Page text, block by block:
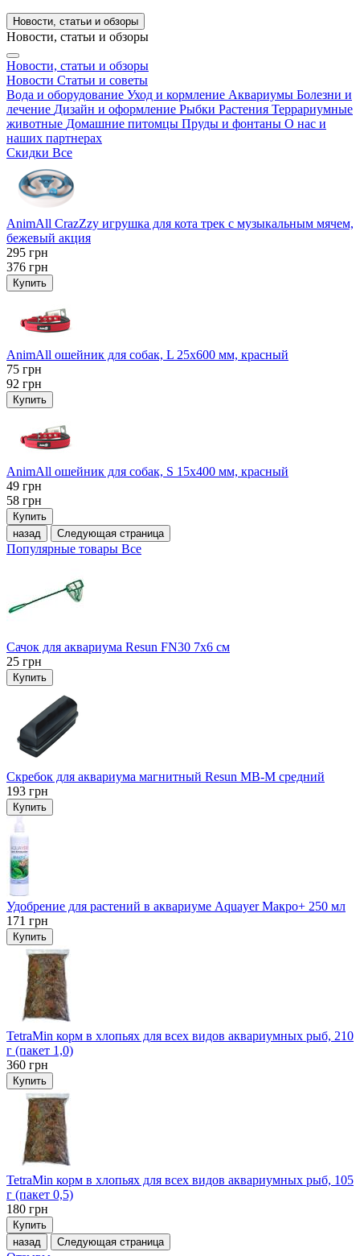
Новости, статьи и обзоры
Новости, статьи и обзоры
Новости, статьи и обзоры
Новости Статьи и советы
Вода и оборудование Уход и кормление Аквариумы Болезни и
лечение Дизайн и оформление Рыбки Растения Террариумные
животные Домашние питомцы Пруды и фонтаны О нас и
наших партнерах
Скидки Все
AnimAll CrazZzy игрушка для кота трек с музыкальным мячем,
бежевый акция
295 грн
376 грн
Купить
AnimAll ошейник для собак, L 25x600 мм, красный
75 грн
92 грн
Купить
AnimAll ошейник для собак, S 15х400 мм, красный
49 грн
58 грн
Купить
назад
Следующая страница
Популярные товары Все
Сачок для аквариума Resun FN30 7х6 см
25 грн
Купить
Скребок для аквариума магнитный Resun MB-M средний
193 грн
Купить
Удобрение для растений в аквариуме Aquayer Макро+ 250 мл
171 грн
Купить
TetraMin корм в хлопьях для всех видов аквариумных рыб, 210
г (пакет 1,0)
360 грн
Купить
TetraMin корм в хлопьях для всех видов аквариумных рыб, 105
г (пакет 0,5)
180 грн
Купить
назад
Следующая страница